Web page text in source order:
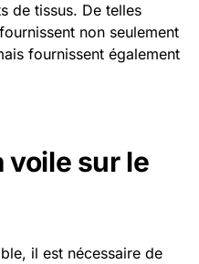
de tissus. De telles
non seulement
fournissent également
voile sur le
il est nécessaire de